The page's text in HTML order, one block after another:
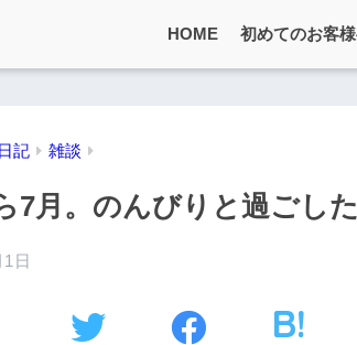
HOME 初めてのお客
日記 雑談
7月。のんびりと過ごし
日